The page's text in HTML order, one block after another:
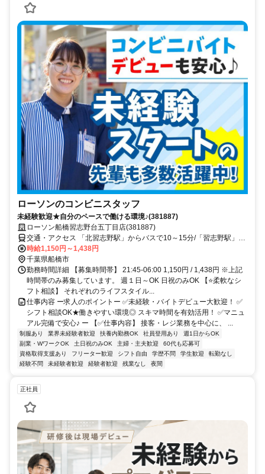
ローソンのコンビニスタッフ
未経験歓迎★自分のペースで働ける環境♪(381887)
ローソン船橋習志野台五丁目店(381887)
交通・アクセス 「北習志野駅」からバスで10～15分/「習志野駅」か
ら徒歩18分
時給1,150円～1,438円
千葉県船橋市
勤務時間詳細 【募集時間帯】 21:45-06:00 1,150円 / 1,438円 ※上記
時間帯のみ募集しています。 週１日～OK 日祝のみOK 【⭐柔軟なシ
フト相談】 それぞれのライフスタイル...
仕事内容 ー求人のポイントー ✅未経験・バイトデビュー大歓迎！ ✅
シフト相談OK★働きやすい環境◎ スキマ時間を有効活用！ ✅マニュ
アル完備で安心♪ ー 【✅仕事内容】 接客・レジ業務を中心に、 ...
制服あり 業界未経験者歓迎 扶養内勤務OK 社員登用あり
週1日からOK
副業・WワークOK
土日祝のみOK 主婦・主夫歓迎
60代も応募可
資格取得支援あり
フリーター歓迎 シフト自由 学歴不問 学生歓迎
転勤なし
経験不問
未経験者歓迎 経験者歓迎 残業なし 夜間
正社員